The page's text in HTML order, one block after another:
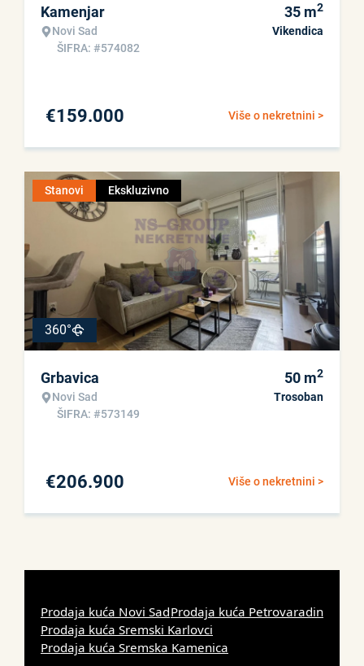
Kamenjar
Novi Sad
ŠIFRA: #574082
35 m2
Vikendica
Više o nekretnini >
€159.000
Stanovi Ekskluzivno
360°
Grbavica
Novi Sad
ŠIFRA: #573149
50 m2
Trosoban
Više o nekretnini >
€206.900
Prodaja kuća Novi SadProdaja kuća Petrovaradin
Prodaja kuća Sremski Karlovci
Prodaja kuća Sremska Kamenica